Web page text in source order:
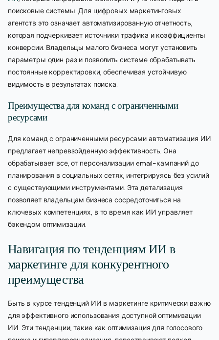
поисковые системы. Для цифровых маркетинговых
агентств это означает автоматизированную отчетность,
которая подчеркивает источники трафика и коэффициенты
конверсии. Владельцы малого бизнеса могут установить
параметры один раз и позволить системе обрабатывать
постоянные корректировки, обеспечивая устойчивую
видимость в результатах поиска.
Преимущества для команд с ограниченными
ресурсами
Для команд с ограниченными ресурсами автоматизация ИИ
предлагает непревзойденную эффективность. Она
обрабатывает все, от персонализации email-кампаний до
планирования в социальных сетях, интегрируясь без усилий
с существующими инструментами. Эта детализация
позволяет владельцам бизнеса сосредоточиться на
ключевых компетенциях, в то время как ИИ управляет
бэкендом оптимизации.
Навигация по тенденциям ИИ в
маркетинге для конкурентного
преимущества
Быть в курсе тенденций ИИ в маркетинге критически важно
для эффективного использования доступной оптимизации
ИИ. Эти тенденции, такие как оптимизация для голосового